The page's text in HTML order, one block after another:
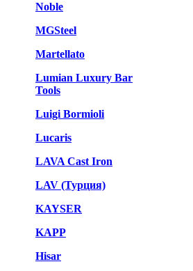
Noble
MGSteel
Martellato
Lumian Luxury Bar
Tools
Luigi Bormioli
Lucaris
LAVA Cast Iron
LAV (Турция)
KAYSER
KAPP
Hisar